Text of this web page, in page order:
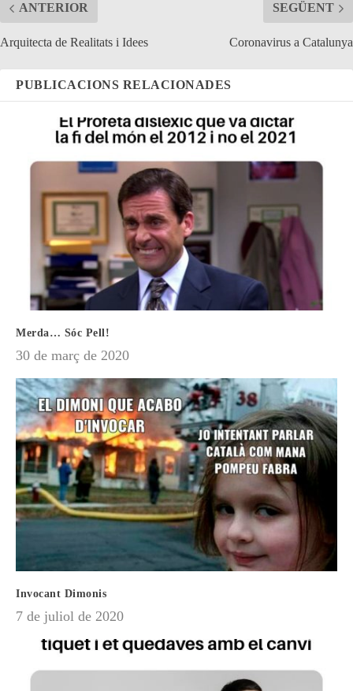
ANTERIOR
Arquitecta de Realitats i Idees
SEGÜENT
Coronavirus a Catalunya
PUBLICACIONS RELACIONADES
Merda… Sóc Pell!
30 de març de 2020
Invocant Dimonis
7 de juliol de 2020